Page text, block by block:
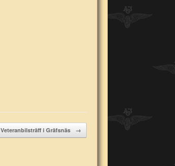
Veteranbilsträff i Gräfsnäs →